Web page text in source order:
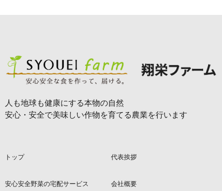
人も地球も健康にする本物の自然
安心・安全で美味しい作物を育てる農業を行います
トップ 代表挨拶
安心安全野菜の宅配サービス 会社概要